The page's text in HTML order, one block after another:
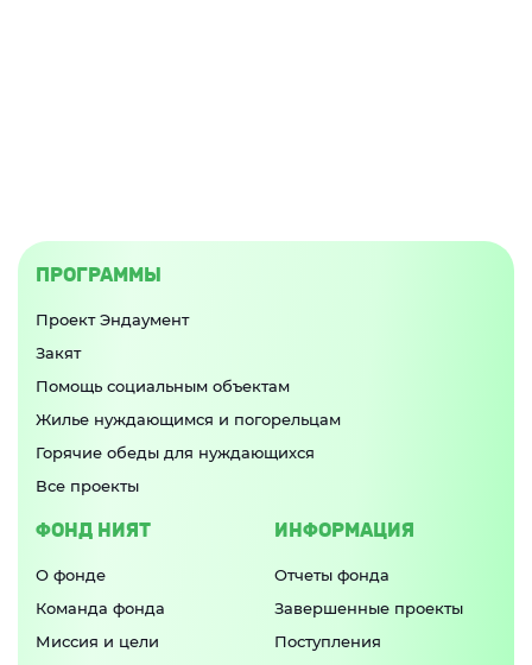
ПРОГРАММЫ
Проект Эндаумент
Закят
Помощь социальным объектам
Жилье нуждающимся и погорельцам
Горячие обеды для нуждающихся
Все проекты
ФОНД НИЯТ
О фонде
Команда фонда
Миссия и цели
ИНФОРМАЦИЯ
Отчеты фонда
Завершенные проекты
Поступления